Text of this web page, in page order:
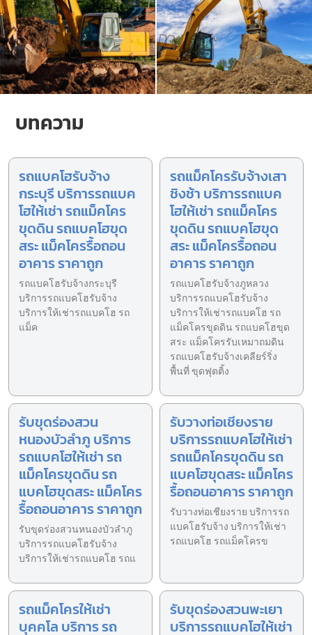
บทความ
รถแบคโฮรับจ้าง
กระบุรี บริการรถแบค
โฮให้เช่า รถแม็คโคร
ขุดดิน รถแบคโฮขุด
สระ แม็คโครรื้อถอน
อาคาร ราคาถูก
รถแบคโฮรับจ้างกระบุรี
บริการรถแบคโฮรับจ้าง
บริการให้เช่ารถแบคโฮ รถ
แม็ค
รถแม็คโครรับจ้างเสา
ชิงช้า บริการรถแบค
โฮให้เช่า รถแม็คโคร
ขุดดิน รถแบคโฮขุด
สระ แม็คโครรื้อถอน
อาคาร ราคาถูก
รถแบคโฮรับจ้างภูหลวง
บริการรถแบคโฮรับจ้าง
บริการให้เช่ารถแบคโฮ รถ
แม็คโครขุดดิน รถแบคโฮขุด
สระ แม็คโครรับเหมาถมดิน
รถแบคโฮรับจ้างเคลียร์ริ่ง
พื้นที่ ขุดฟุตติ้ง
รับขุดร่องสวน
หนองบัวลำภู บริการ
รถแบคโฮให้เช่า รถ
แม็คโครขุดดิน รถ
แบคโฮขุดสระ แม็คโคร
รื้อถอนอาคาร ราคาถูก
รับขุดร่องสวนหนองบัวลำภู
บริการรถแบคโฮรับจ้าง
บริการให้เช่ารถแบคโฮ รถแ
รับวางท่อเชียงราย
บริการรถแบคโฮให้เช่า
รถแม็คโครขุดดิน รถ
แบคโฮขุดสระ แม็คโคร
รื้อถอนอาคาร ราคาถูก
รับวางท่อเชียงราย บริการรถ
แบคโฮรับจ้าง บริการให้เช่า
รถแบคโฮ รถแม็คโครข
รถแม็คโครให้เช่า
บุคคโล บริการ รถ
รับขุดร่องสวนพะเยา
บริการรถแบคโฮให้เช่า